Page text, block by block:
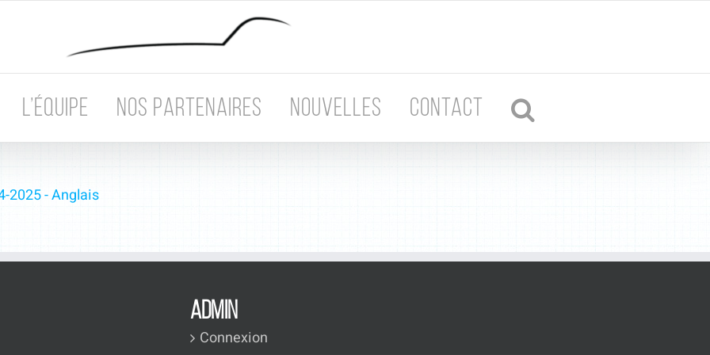
L’ÉQUIPE NOS PARTENAIRES NOUVELLES CONTACT
2025 - Anglais
ADMIN
Connexion